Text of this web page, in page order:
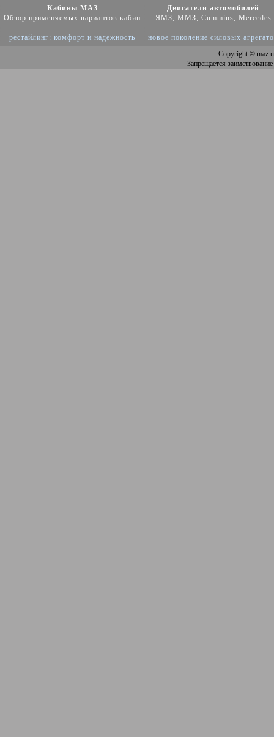
Кабины МАЗ
Обзор применяемых вариантов кабин
рестайлинг: комфорт и надежность
Двигатели автомобилей
ЯМЗ, ММЗ, Cummins, Mercedes
новое поколение силовых
Copyright©
Запрещается